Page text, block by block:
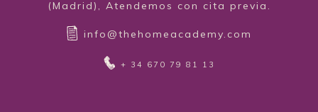
(Madrid), Atendemos con cita previa.
info@thehomeacademy.com
+ 34 670 79 81 13